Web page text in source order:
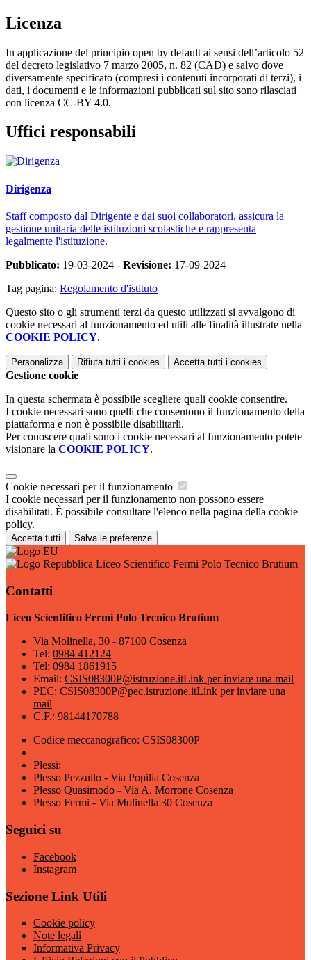
Licenza
In applicazione del principio open by default ai sensi dell’articolo 52
del decreto legislativo 7 marzo 2005, n. 82 (CAD) e salvo dove
diversamente specificato (compresi i contenuti incorporati di terzi), i
dati, i documenti e le informazioni pubblicati sul sito sono rilasciati
con licenza CC-BY 4.0.
Uffici responsabili
Dirigenza
Staff composto dal Dirigente e dai suoi collaboratori, assicura la
gestione unitaria delle istituzioni scolastiche e rappresenta
legalmente l'istituzione.
Pubblicato: 19-03-2024 - Revisione: 17-09-2024
Tag pagina: Regolamento d'istituto
Questo sito o gli strumenti terzi da questo utilizzati si avvalgono di
cookie necessari al funzionamento ed utili alle finalità illustrate nella
COOKIE POLICY.
Personalizza Rifiuta tutti i cookies Accetta tutti i cookies
Gestione cookie
In questa schermata è possibile scegliere quali cookie consentire.
I cookie necessari sono quelli che consentono il funzionamento della
piattaforma e non è possibile disabilitarli.
Per conoscere quali sono i cookie necessari al funzionamento potete
visionare la COOKIE POLICY.
Cookie necessari per il funzionamento
I cookie necessari per il funzionamento non possono essere
disabilitati. È possibile consultare l'elenco nella pagina della cookie
policy.
Accetta tutti Salva le preferenze
Liceo Scientifico Fermi Polo Tecnico Brutium
Contatti
Liceo Scientifico Fermi Polo Tecnico Brutium
Via Molinella, 30 - 87100 Cosenza
Tel: 0984 412124
Tel: 0984 1861915
Email: CSIS08300P@istruzione.itLink per inviare una mail
PEC: CSIS08300P@pec.istruzione.itLink per inviare una
mail
C.F.: 98144170788
Codice meccanografico: CSIS08300P
Plessi:
Plesso Pezzullo - Via Popilia Cosenza
Plesso Quasimodo - Via A. Morrone Cosenza
Plesso Fermi - Via Molinella 30 Cosenza
Seguici su
Facebook
Instagram
Sezione Link Utili
Cookie policy
Note legali
Informativa Privacy